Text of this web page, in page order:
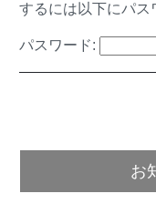
するには以下にパス
パスワード:
お